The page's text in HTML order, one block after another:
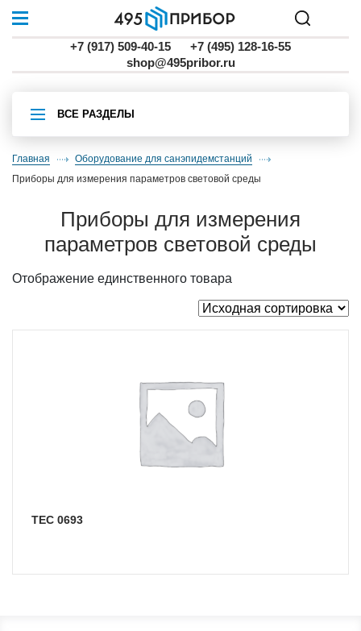
+7 (917) 509-40-15
+7 (495) 128-16-55
shop@495pribor.ru
ВСЕ РАЗДЕЛЫ
Главная
Оборудование для санэпидемстанций
приборы для измерения параметров световой среды
приборы для измерения
параметров световой среды
Отображение единственного товара
TEC 0693